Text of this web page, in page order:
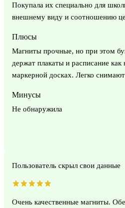
Покупала их специально для
внешнему виду и соотношению
Плюсы
Магниты прочные, но при этом
держат плакаты и расписание как
маркерной досках. Легко
Минусы
Не обнаружила
Пользователь скрыл свои данные
Очень качественные магниты.